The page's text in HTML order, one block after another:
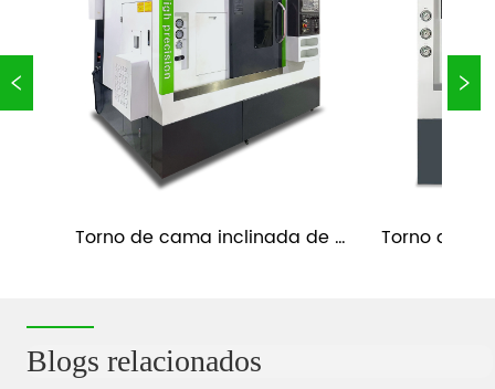
Torno de cama inclinada de
Torno de
Blogs relacionados